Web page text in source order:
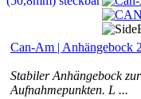
Can-Am | Anhängebock
Stabiler Anhängebock
Aufnahmepunkten. L ...